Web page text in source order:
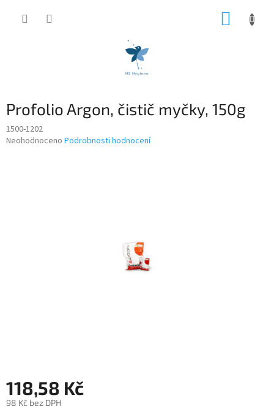
Profolio Argon, čistič myčky, 150g
1500-1202
Průměrné
Neohodnoceno Podrobnosti hodnocení
118,58 Kč
98 Kč bez DPH